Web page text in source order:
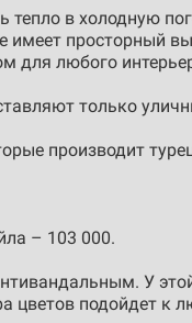
в холодную
просторный
для любого
только
производит
– 103 000.
У
цветов подойдет к